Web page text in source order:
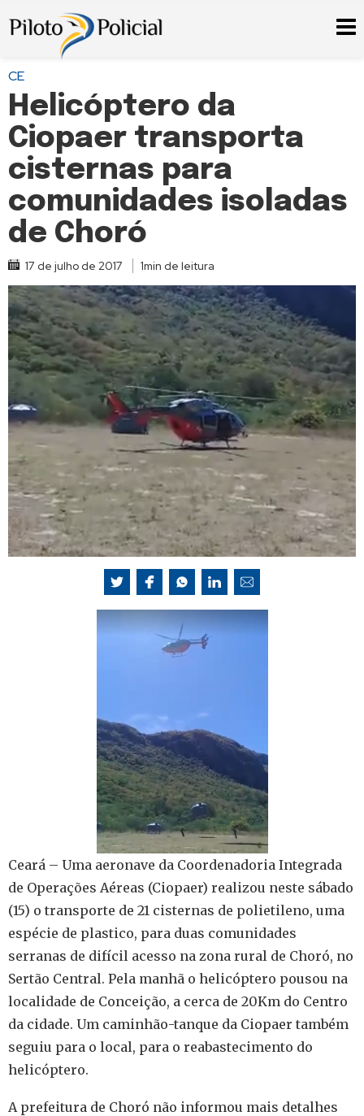
CE
Helicóptero da
Ciopaer transporta
cisternas para
comunidades isoladas
de Choró
17 de julho de 2017 1min de leitura
Ceará – Uma aeronave da Coordenadoria Integrada
de Operações Aéreas (Ciopaer) realizou neste sábado
(15) o transporte de 21 cisternas de polietileno, uma
espécie de plastico, para duas comunidades
serranas de difícil acesso na zona rural de Choró, no
Sertão Central. Pela manhã o helicóptero pousou na
localidade de Conceição, a cerca de 20Km do Centro
da cidade. Um caminhão-tanque da Ciopaer também
seguiu para o local, para o reabastecimento do
helicóptero.
A prefeitura de Choró não informou mais detalhes